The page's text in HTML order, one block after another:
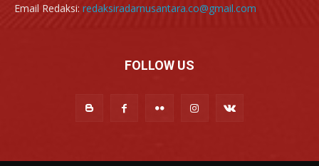
Email Redaksi: redaksiradarnusantara.co@gmail.com
FOLLOW US